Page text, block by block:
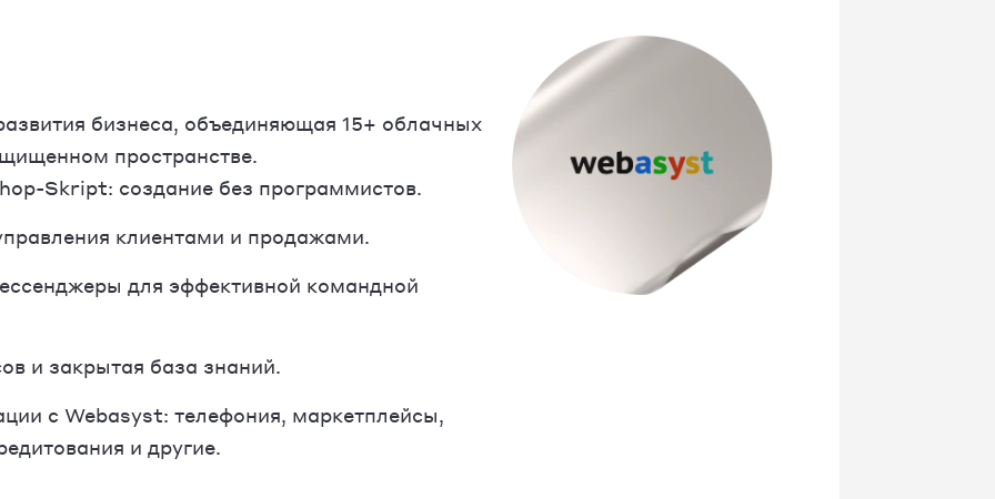
бизнеса, объединяющая 15+ облачных
пространстве.
Skript: создание без программистов.
клиентами и продажами.
для эффективной командной
и закрытая база знаний.
с Webasyst: телефония, маркетплейсы,
и другие.